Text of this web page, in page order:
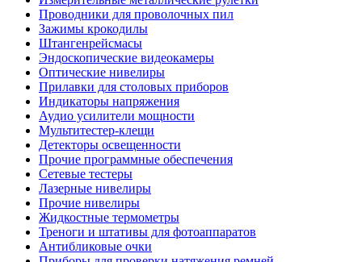
Проводники для проволочных пил
Зажимы крокодилы
Штангенрейсмасы
Эндоскопические видеокамеры
Оптические нивелиры
Прилавки для столовых приборов
Индикаторы напряжения
Аудио усилители мощности
Мультитестер-клещи
Детекторы освещенности
Прочие программные обеспечения
Сетевые тестеры
Лазерные нивелиры
Прочие нивелиры
Жидкостные термометры
Треноги и штативы для фотоаппаратов
Антибликовые очки